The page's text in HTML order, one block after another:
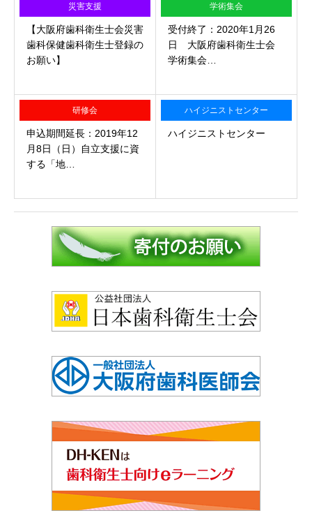
災害支援
【大阪府歯科衛生士会災害
歯科保健歯科衛生士登録の
お願い】
学術集会
受付終了：2020年1月26
日 大阪府歯科衛生士会
学術集会…
研修会
申込期間延長：2019年12
月8日（日）自立支援に資
する「地…
ハイジニストセンター
ハイジニストセンター